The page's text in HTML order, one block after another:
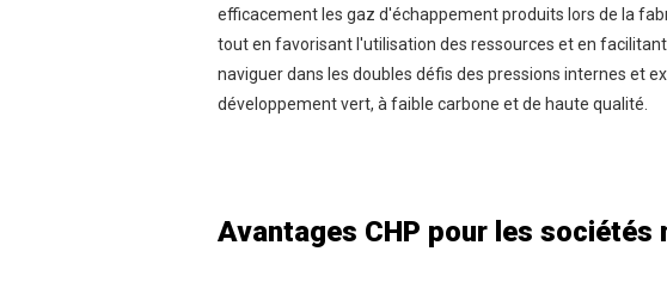
efficacement les gaz d'échappement produits lors de la
tout en favorisant l'utilisation des ressources et en
naviguer dans les doubles défis des pressions internes et
développement vert, à faible carbone et de haute qualité.
Avantages CHP pour les sociétés